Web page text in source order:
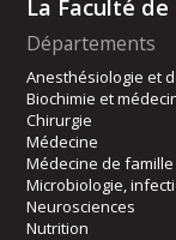
La Faculté
Départements
Anesthésiologie et
Biochimie et
Chirurgie
Médecine
Médecine de
Microbiologie,
Neurosciences
Nutrition